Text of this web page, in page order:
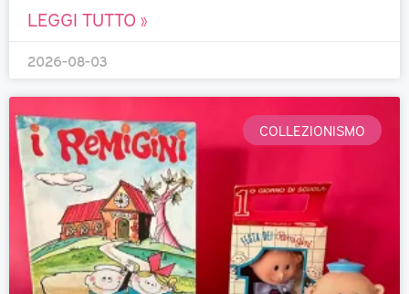
LEGGI TUTTO »
2026-08-03
COLLEZIONISMO